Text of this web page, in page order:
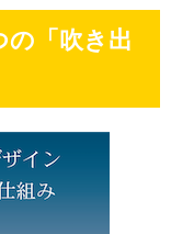
の「吹き出